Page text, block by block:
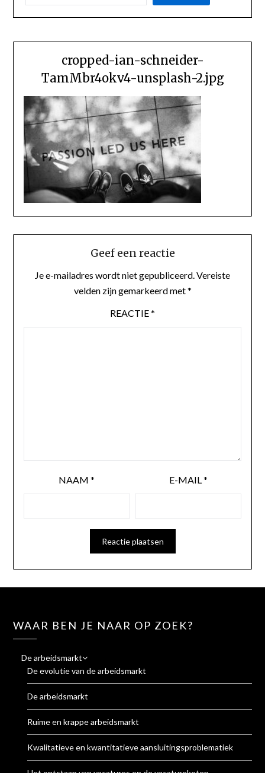
cropped-ian-schneider-
TamMbr4okv4-unsplash-2.jpg
Geef een reactie
Je e-mailadres wordt niet gepubliceerd. Vereiste
velden zijn gemarkeerd met*
REACTIE*
NAAM* E-MAIL *
WAAR BEN JE NAAR OP ZOEK?
De arbeidsmarkt
De evolutie van de arbeidsmarkt
De arbeidsmarkt
Ruime en krappe arbeidsmarkt
Kwalitatieve en kwantitatieve aansluitingsproblematiek